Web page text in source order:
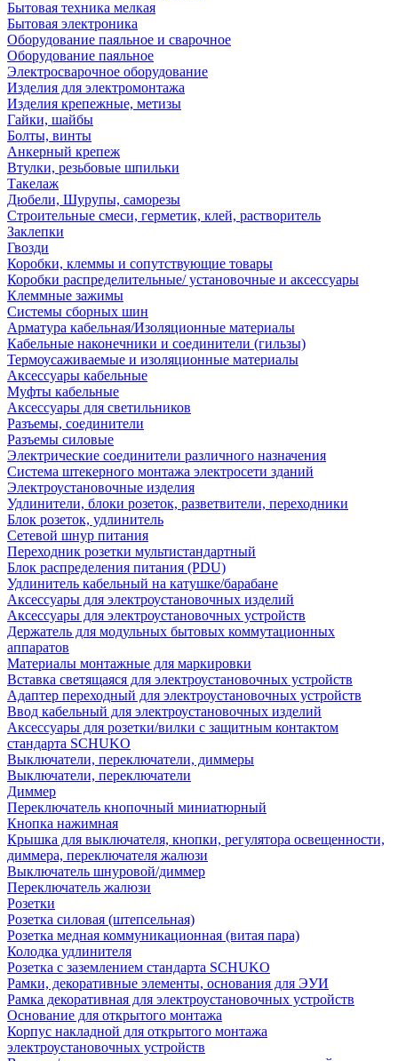
Бытовая техника мелкая
Бытовая электроника
Оборудование паяльное и сварочное
Оборудование паяльное
Электросварочное оборудование
Изделия для электромонтажа
Изделия крепежные, метизы
Гайки, шайбы
Болты, винты
Анкерный крепеж
Втулки, резьбовые шпильки
Такелаж
Дюбели, Шурупы, саморезы
Строительные смеси, герметик, клей, растворитель
Заклепки
Гвозди
Коробки, клеммы и сопутствующие товары
Коробки распределительные/ установочные и аксессуары
Клеммные зажимы
Системы сборных шин
Арматура кабельная/Изоляционные материалы
Кабельные наконечники и соединители (гильзы)
Термоусаживаемые и изоляционные материалы
Аксессуары кабельные
Муфты кабельные
Аксессуары для светильников
Разъемы, соединители
Разъемы силовые
Электрические соединители различного назначения
Система штекерного монтажа электросети зданий
Электроустановочные изделия
Удлинители, блоки розеток, разветвители, переходники
Блок розеток, удлинитель
Сетевой шнур питания
Переходник розетки мультистандартный
Блок распределения питания (PDU)
Удлинитель кабельный на катушке/барабане
Аксессуары для электроустановочных изделий
Аксессуары для электроустановочных устройств
Держатель для модульных бытовых коммутационных
аппаратов
Материалы монтажные для маркировки
Вставка светящаяся для электроустановочных устройств
Адаптер переходный для электроустановочных устройств
Ввод кабельный для электроустановочных изделий
Аксессуары для розетки/вилки с защитным контактом
стандарта SCHUKO
Выключатели, переключатели, диммеры
Выключатели, переключатели
Диммер
Переключатель кнопочный миниатюрный
Кнопка нажимная
Крышка для выключателя, кнопки, регулятора освещенности,
диммера, переключателя жалюзи
Выключатель шнуровой/диммер
Переключатель жалюзи
Розетки
Розетка силовая (штепсельная)
Розетка медная коммуникационная (витая пара)
Колодка удлинителя
Розетка с заземлением стандарта SCHUKO
Рамки, декоративные элементы, основания для ЭУИ
Рамка декоративная для электроустановочных устройств
Основание для открытого монтажа
Корпус накладной для открытого монтажа
электроустановочных устройств